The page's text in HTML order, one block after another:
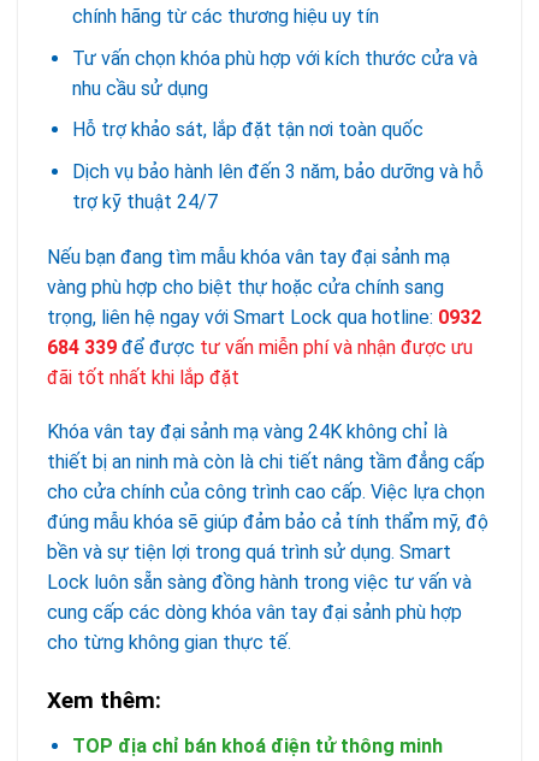
chính hãng từ các thương hiệu uy tín
Tư vấn chọn khóa phù hợp với kích thước cửa và
nhu cầu sử dụng
Hỗ trợ khảo sát, lắp đặt tận nơi toàn quốc
Dịch vụ bảo hành lên đến 3 năm, bảo dưỡng và hỗ
trợ kỹ thuật 24/7
Nếu bạn đang tìm mẫu khóa vân tay đại sảnh mạ
vàng phù hợp cho biệt thự hoặc cửa chính sang
trọng, liên hệ ngay với Smart Lock qua hotline: 0932
684 339 để được tư vấn miễn phí và nhận được ưu
đãi tốt nhất khi lắp đặt
Khóa vân tay đại sảnh mạ vàng 24K không chỉ là
thiết bị an ninh mà còn là chi tiết nâng tầm đẳng cấp
cho cửa chính của công trình cao cấp. Việc lựa chọn
đúng mẫu khóa sẽ giúp đảm bảo cả tính thẩm mỹ, độ
bền và sự tiện lợi trong quá trình sử dụng. Smart
Lock luôn sẵn sàng đồng hành trong việc tư vấn và
cung cấp các dòng khóa vân tay đại sảnh phù hợp
cho từng không gian thực tế.
Xem thêm:
TOP địa chỉ bán khoá điện tử thông minh